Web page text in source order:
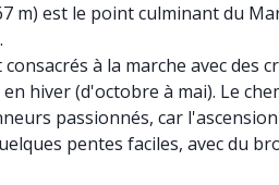
m) est le point culminant du
à la marche avec des
hiver (d'octobre à mai). Le
passionnés, car
pentes faciles, avec du